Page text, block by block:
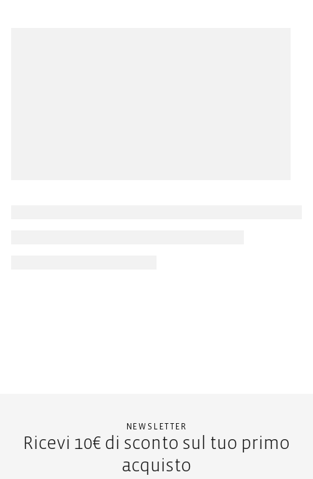
NEWSLETTER
Ricevi 10€ di sconto sul tuo primo
acquisto